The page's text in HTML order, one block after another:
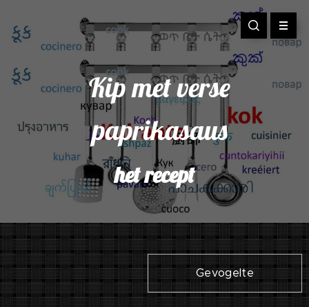
Kip met verse
paprikasaus
het recept
Gevogelte